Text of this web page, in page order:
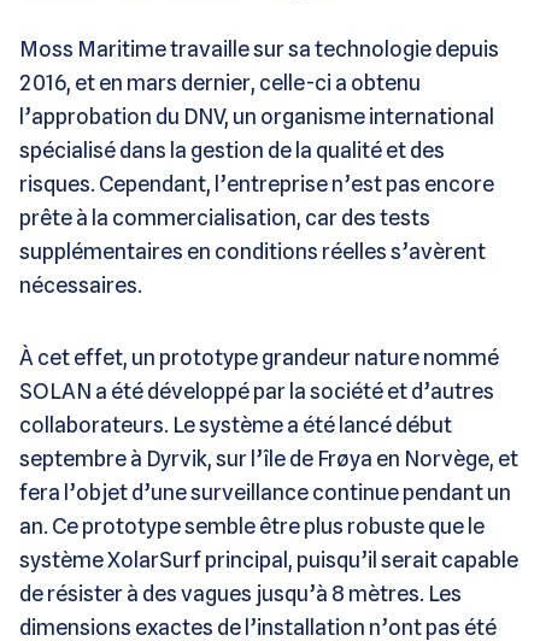
Moss Maritime travaille sur sa technologie depuis
2016, et en mars dernier, celle-ci a obtenu
l’approbation du DNV, un organisme international
spécialisé dans la gestion de la qualité et des
risques. Cependant, l’entreprise n’est pas encore
prête à la commercialisation, car des tests
supplémentaires en conditions réelles s’avèrent
nécessaires.
À cet effet, un prototype grandeur nature nommé
SOLAN a été développé par la société et d’autres
collaborateurs. Le système a été lancé début
septembre à Dyrvik, sur l’île de Frøya en Norvège, et
fera l’objet d’une surveillance continue pendant un
an. Ce prototype semble être plus robuste que le
système XolarSurf principal, puisqu’il serait capable
de résister à des vagues jusqu’à 8 mètres. Les
dimensions exactes de l’installation n’ont pas été